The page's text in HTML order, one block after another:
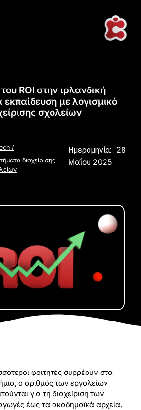
ROI στην ιρλανδική
εκπαίδευση με λογισμικό
σχολείων
/
διαχείρισης
Ημερομηνία:
28
Μαΐου 2025
φοιτητές συρρέουν στα
ο αριθμός των εργαλείων
για τη διαχείριση των
έως τα ακαδημαϊκά αρχεία,